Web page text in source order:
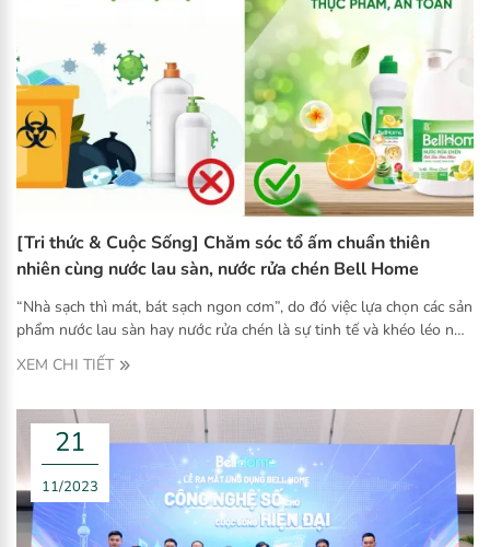
[Tri thức & Cuộc Sống] Chăm sóc tổ ấm chuẩn thiên
nhiên cùng nước lau sàn, nước rửa chén Bell Home
“Nhà sạch thì mát, bát sạch ngon cơm”, do đó việc lựa chọn các sản
phẩm nước lau sàn hay nước rửa chén là sự tinh tế và khéo léo như
bộ sản phẩm Nước lau sàn, Nước rửa chén công nghệ sinh học Bell
Home được rất nhiều các chị em hiện đại chia sẻ cho nhau.
XEM CHI TIẾT
21
11/2023